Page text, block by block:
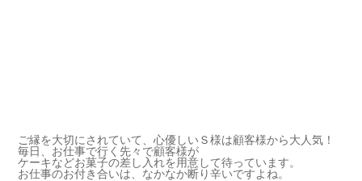
ご縁を大切にされていて、心優しいＳ様は顧客様から大人気！
毎日、お仕事で行く先々で顧客様が
ケーキなどお菓子の差し入れを用意して待っています。
お仕事のお付き合いは、なかなか断り辛いですよね。